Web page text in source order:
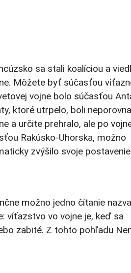
sa stali koalíciou a
Môžete byť súčasťou
vojne bolo súčasťou
ktoré utrpelo, boli
a určite prehralo, ale po
Rakúsko-Uhorska, možno
zvýšilo svoje
možno jedno čítanie
víťazstvo vo vojne je, keď sa
zabité. Z tohto pohľadu